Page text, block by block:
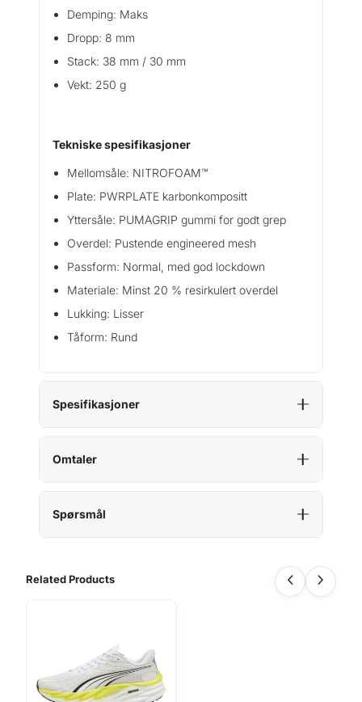
Demping: Maks
Dropp: 8 mm
Stack: 38 mm / 30 mm
Vekt: 250 g
Tekniske spesifikasjoner
Mellomsåle: NITROFOAM™
Plate: PWRPLATE karbonkompositt
Yttersåle: PUMAGRIP gummi for godt grep
Overdel: Pustende engineered mesh
Passform: Normal, med god lockdown
Materiale: Minst 20 % resirkulert overdel
Lukking: Lisser
Tåform: Rund
Spesifikasjoner
Omtaler
Spørsmål
Related Products